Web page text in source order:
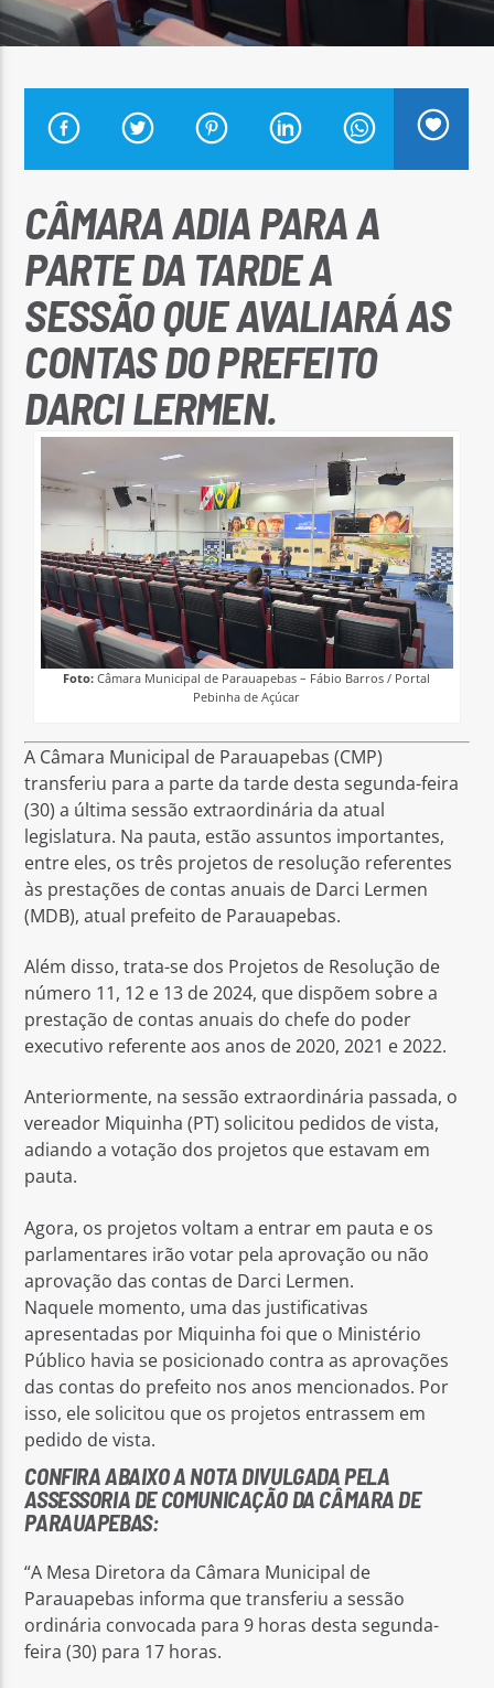
CÂMARA ADIA PARA A
PARTE DA TARDE A
SESSÃO QUE AVALIARÁ AS
CONTAS DO PREFEITO
DARCI LERMEN.
Foto: Câmara Municipal de Parauapebas – Fábio Barros / Portal
Pebinha de Açúcar
A Câmara Municipal de Parauapebas (CMP)
transferiu para a parte da tarde desta segunda-feira
(30) a última sessão extraordinária da atual
legislatura. Na pauta, estão assuntos importantes,
entre eles, os três projetos de resolução referentes
às prestações de contas anuais de Darci Lermen
(MDB), atual prefeito de Parauapebas.
Além disso, trata-se dos Projetos de Resolução de
número 11, 12 e 13 de 2024, que dispõem sobre a
prestação de contas anuais do chefe do poder
executivo referente aos anos de 2020, 2021 e 2022.
Anteriormente, na sessão extraordinária passada, o
vereador Miquinha (PT) solicitou pedidos de vista,
adiando a votação dos projetos que estavam em
pauta.
Agora, os projetos voltam a entrar em pauta e os
parlamentares irão votar pela aprovação ou não
aprovação das contas de Darci Lermen.
Naquele momento, uma das justificativas
apresentadas por Miquinha foi que o Ministério
Público havia se posicionado contra as aprovações
das contas do prefeito nos anos mencionados. Por
isso, ele solicitou que os projetos entrassem em
pedido de vista.
CONFIRA ABAIXO A NOTA DIVULGADA PELA
ASSESSORIA DE COMUNICAÇÃO DA CÂMARA DE
PARAUAPEBAS:
“A Mesa Diretora da Câmara Municipal de
Parauapebas informa que transferiu a sessão
ordinária convocada para 9 horas desta segunda-
feira (30) para 17 horas.